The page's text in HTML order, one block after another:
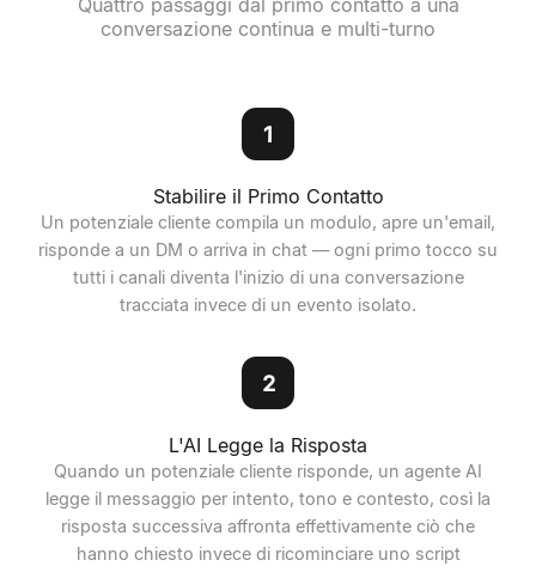
Quattro passaggi dal primo contatto a una
conversazione continua e multi-turno
1
Stabilire il Primo Contatto
Un potenziale cliente compila un modulo, apre un'email,
risponde a un DM o arriva in chat — ogni primo tocco su
tutti i canali diventa l'inizio di una conversazione
tracciata invece di un evento isolato.
2
L'AI Legge la Risposta
Quando un potenziale cliente risponde, un agente AI
legge il messaggio per intento, tono e contesto, così la
risposta successiva affronta effettivamente ciò che
hanno chiesto invece di ricominciare uno script